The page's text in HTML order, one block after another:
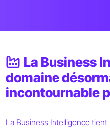
La Business
domaine
incontournable
La Business Intelligence